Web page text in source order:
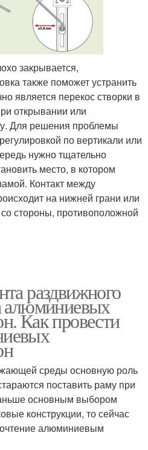
закрывается,
также поможет устранить
является перекос створки в
открывании или
Для решения проблемы
по вертикали или
нужно тщательно
место, в котором
Контакт между
на нижней грани или
стороны, противоположной
раздвижного
алюминиевых
Как провести
среды основную роль
поставить раму при
основным выбором
конструкции, то сейчас
алюминиевым